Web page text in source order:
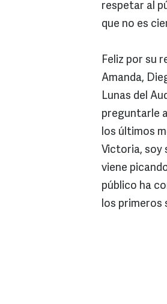
respetar al
que no es
Feliz por su
Amanda,
Lunas del
preguntarle
los últimos
Victoria, soy
viene
público ha
los primeros